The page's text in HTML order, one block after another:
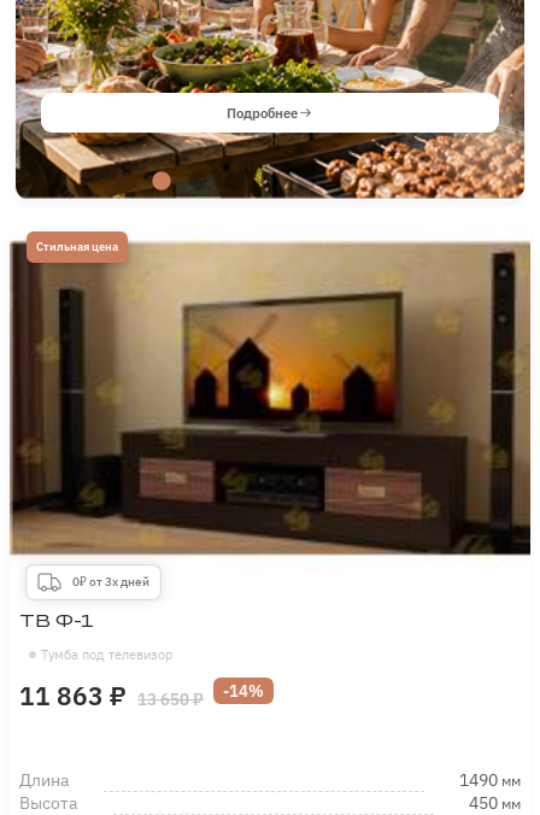
Подробнее
Стильная цена
0₽ от 3х дней
Тумба под телевизор
ТВ Ф-1
11 863 ₽ 13 650 ₽ -14%
Длина 1490 мм
Высота 450 мм